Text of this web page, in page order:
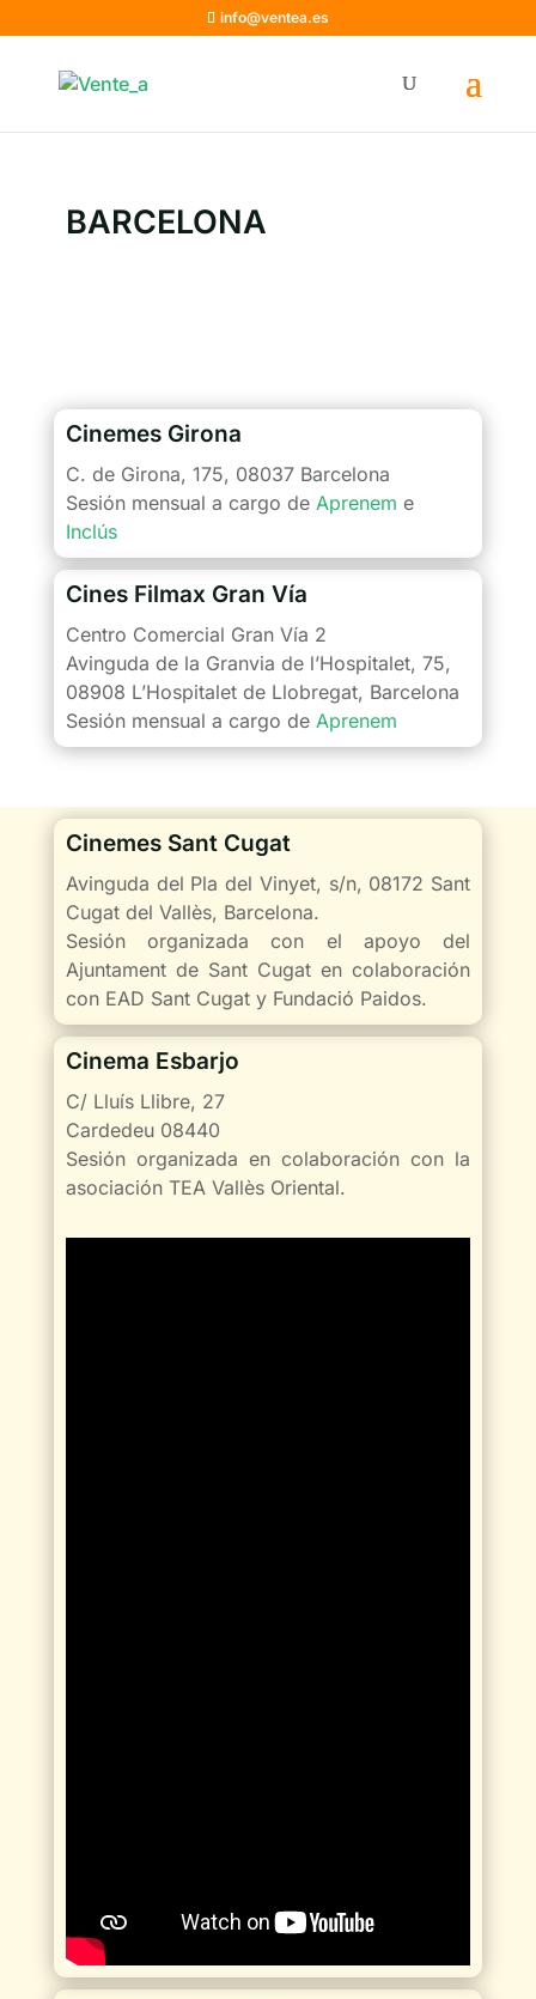
info@ventea.es
BARCELONA
Cinemes Girona
C. de Girona, 175, 08037 Barcelona
Sesión mensual a cargo de Aprenem e
Inclús
Cines Filmax Gran Vía
Centro Comercial Gran Vía 2
Avinguda de la Granvia de l’Hospitalet, 75,
08908 L’Hospitalet de Llobregat, Barcelona
Sesión mensual a cargo de Aprenem
Cinemes Sant Cugat
Avinguda del Pla del Vinyet, s/n, 08172 Sant
Cugat del Vallès, Barcelona.
Sesión organizada con el apoyo del
Ajuntament de Sant Cugat en colaboración
con EAD Sant Cugat y Fundació Paidos.
Cinema Esbarjo
C/ Lluís Llibre, 27
Cardedeu 08440
Sesión organizada en colaboración con la
asociación TEA Vallès Oriental.